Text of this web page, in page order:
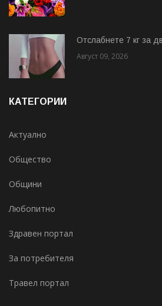
Отслабнете 7 кг за
Август 09, 2026
КАТЕГОРИИ
Актуално
Общество
Общини
Любопитно
Здравен портал
За потребителя
Травел портал